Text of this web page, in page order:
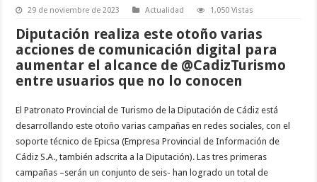
29 de noviembre de 2023 Actualidad 1,050 Vistas
Diputación realiza este otoño varias
acciones de comunicación digital para
aumentar el alcance de @CadizTurismo
entre usuarios que no lo conocen
El Patronato Provincial de Turismo de la Diputación de Cádiz está
desarrollando este otoño varias campañas en redes sociales, con el
soporte técnico de Epicsa (Empresa Provincial de Información de
Cádiz S.A., también adscrita a la Diputación). Las tres primeras
campañas –serán un conjunto de seis- han logrado un total de